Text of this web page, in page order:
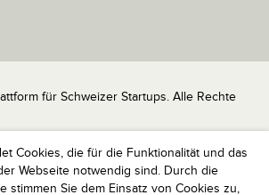
Cookies, die für die Funktionalität und das
Webseite notwendig sind. Durch die
stimmen Sie dem Einsatz von Cookies zu,
für Schweizer Startups. Alle Rechte